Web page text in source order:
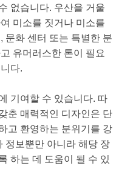
없습니다. 우산을 거울
미소를 짓거나 미소를
문화 센터 또는 특별한 분
유머러스한 톤이 필요
다.
기여할 수 있습니다. 따
춘 매력적인 디자인은 단
고 환영하는 분위기를 강
정보뿐만 아니라 해당 장
하는 데 도움이 될 수 있